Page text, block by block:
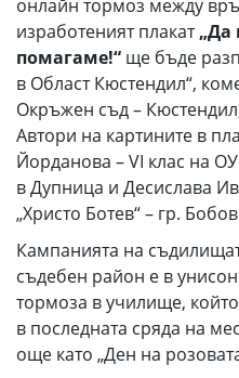
онлайн тормоз между
изработеният плакат„Да
помагаме!“ ще бъде
в Област Кюстендил“,
Окръжен съд –
Автори на картините в
Йорданова – VI клас на
в Дупница и Десислава
„Христо Ботев“ – гр.
Кампанията на
съдебен район е в
тормоза в училище,
в последната сряда на
още като „Ден на